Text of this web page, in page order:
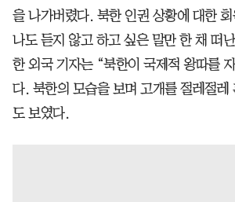
을 나가버렸다. 북한 인권 상황에 대한
나도 듣지 않고 하고 싶은 말만 한 채 떠
한 외국 기자는 “북한이 국제적 왕따를
다. 북한의 모습을 보며 고개를 절레절레
도 보였다.